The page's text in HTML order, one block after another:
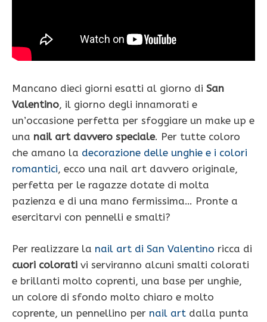
Mancano dieci giorni esatti al giorno di San
Valentino, il giorno degli innamorati e
un’occasione perfetta per sfoggiare un make up e
una nail art davvero speciale. Per tutte coloro
che amano la decorazione delle unghie e i colori
romantici, ecco una nail art davvero originale,
perfetta per le ragazze dotate di molta
pazienza e di una mano fermissima… Pronte a
esercitarvi con pennelli e smalti?
Per realizzare la nail art di San Valentino ricca di
cuori colorati vi serviranno alcuni smalti colorati
e brillanti molto coprenti, una base per unghie,
un colore di sfondo molto chiaro e molto
coprente, un pennellino per nail art dalla punta